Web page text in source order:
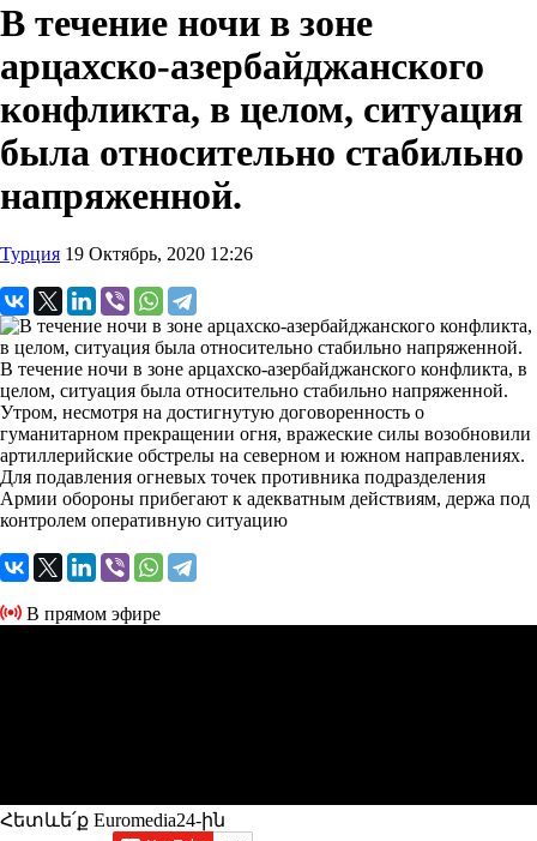
В течение ночи в зоне
арцахско-азербайджанского
конфликта, в целом, ситуация
была относительно стабильно
напряженной.
Турция 19 Октябрь, 2020 12:26
В течение ночи в зоне арцахско-азербайджанского конфликта, в
целом, ситуация была относительно стабильно напряженной.
Утром, несмотря на достигнутую договоренность о
гуманитарном прекращении огня, вражеские силы возобновили
артиллерийские обстрелы на северном и южном направлениях.
Для подавления огневых точек противника подразделения
Армии обороны прибегают к адекватным действиям, держа под
контролем оперативную ситуацию
В прямом эфире
Հետևե՛ք Euromedia24-ին